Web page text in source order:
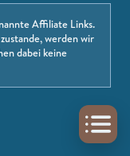
Affiliate Links.
werden wir
dabei keine